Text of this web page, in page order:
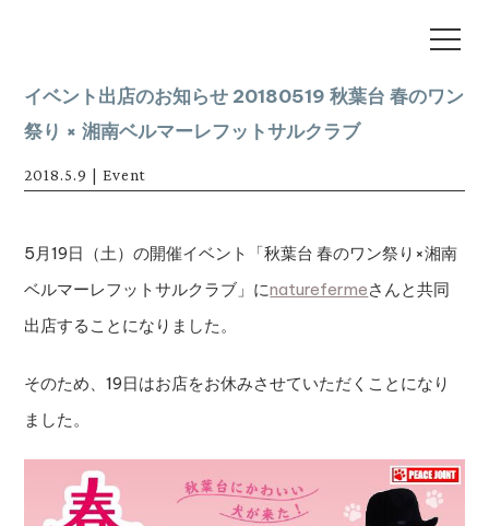
イベント出店のお知らせ 20180519 秋葉台 春のワン
祭り × 湘南ベルマーレフットサルクラブ
2018.5.9 Event
5月19日（土）の開催イベント「秋葉台 春のワン祭り×湘南
ベルマーレフットサルクラブ」にnaturefermeさんと共同
出店することになりました。
そのため、19日はお店をお休みさせていただくことになり
ました。